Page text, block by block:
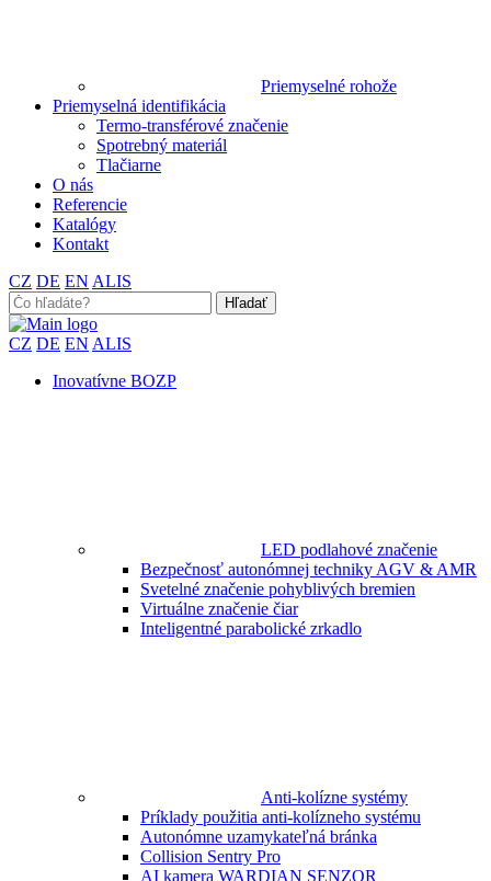
Priemyselné rohože
Priemyselná identifikácia
Termo-transférové značenie
Spotrebný materiál
Tlačiarne
O nás
Referencie
Katalógy
Kontakt
CZ DE EN ALIS
Search
for:
CZ DE EN ALIS
Inovatívne BOZP
LED podlahové značenie
Bezpečnosť autonómnej techniky AGV & AMR
Svetelné značenie pohyblivých bremien
Virtuálne značenie čiar
Inteligentné parabolické zrkadlo
Anti-kolízne systémy
Príklady použitia anti-kolízneho systému
Autonómne uzamykateľná bránka
Collision Sentry Pro
AI kamera WARDIAN SENZOR